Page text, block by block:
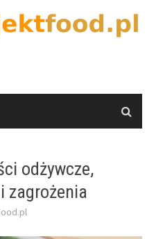
odżywcze,
zagrożenia